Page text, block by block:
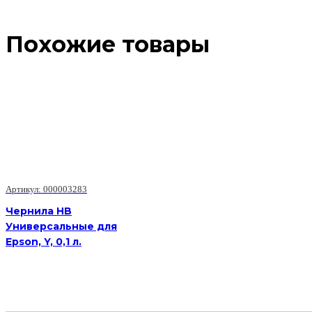
Похожие товары
Артикул: 000003283
Чернила HB
Универсальные для
Epson, Y, 0,1 л.